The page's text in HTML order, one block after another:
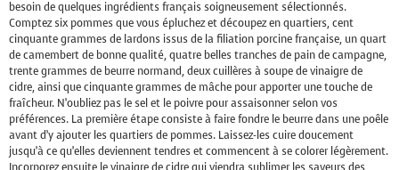
besoin de quelques ingrédients français soigneusement sélectionnés.
Comptez six pommes que vous épluchez et découpez en quartiers, cent
cinquante grammes de lardons issus de la filiation porcine française, un quart
de camembert de bonne qualité, quatre belles tranches de pain de campagne,
trente grammes de beurre normand, deux cuillères à soupe de vinaigre de
cidre, ainsi que cinquante grammes de mâche pour apporter une touche de
fraîcheur. N’oubliez pas le sel et le poivre pour assaisonner selon vos
préférences. La première étape consiste à faire fondre le beurre dans une poêle
avant d’y ajouter les quartiers de pommes. Laissez-les cuire doucement
jusqu’à ce qu’elles deviennent tendres et commencent à se colorer légèrement.
Incorporez ensuite le vinaigre de cidre qui viendra sublimer les saveurs des